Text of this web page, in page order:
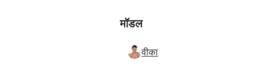
मॉडल
वीका